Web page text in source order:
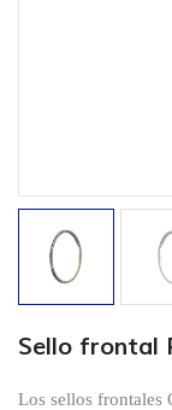
Sello frontal
Los sellos frontales